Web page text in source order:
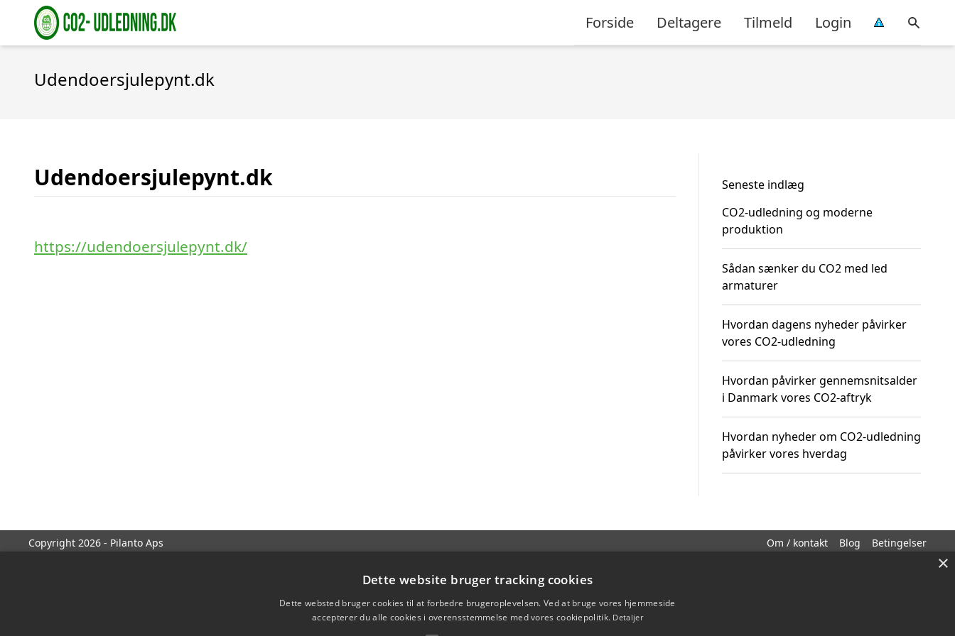
Forside Deltagere Tilmeld Login
Udendoersjulepynt.dk
Udendoersjulepynt.dk
https://udendoersjulepynt.dk/
Seneste indlæg
CO2-udledning og moderne
produktion
Sådan sænker du CO2 med led
armaturer
Hvordan dagens nyheder påvirker
vores CO2-udledning
Hvordan påvirker gennemsnitsalder
i Danmark vores CO2-aftryk
Hvordan nyheder om CO2-udledning
påvirker vores hverdag
Copyright 2026 - Pilanto Aps Om / kontakt Blog Betingelser
×
Dette website bruger tracking cookies
Dette websted bruger cookies til at forbedre brugeroplevelsen. Ved at bruge vores hjemmeside
accepterer du alle cookies i overensstemmelse med vores cookiepolitik. Detaljer